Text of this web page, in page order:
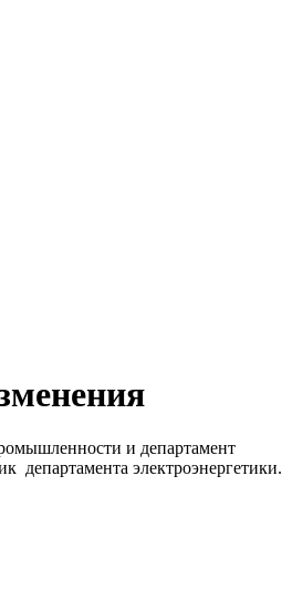
и департамент
департамента электроэнергетики.